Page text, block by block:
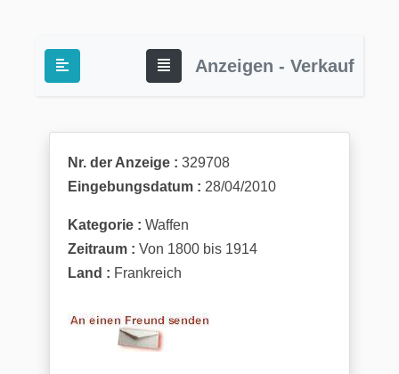
Anzeigen - Verkauf
Nr. der Anzeige : 329708
Eingebungsdatum : 28/04/2010
Kategorie : Waffen
Zeitraum : Von 1800 bis 1914
Land : Frankreich